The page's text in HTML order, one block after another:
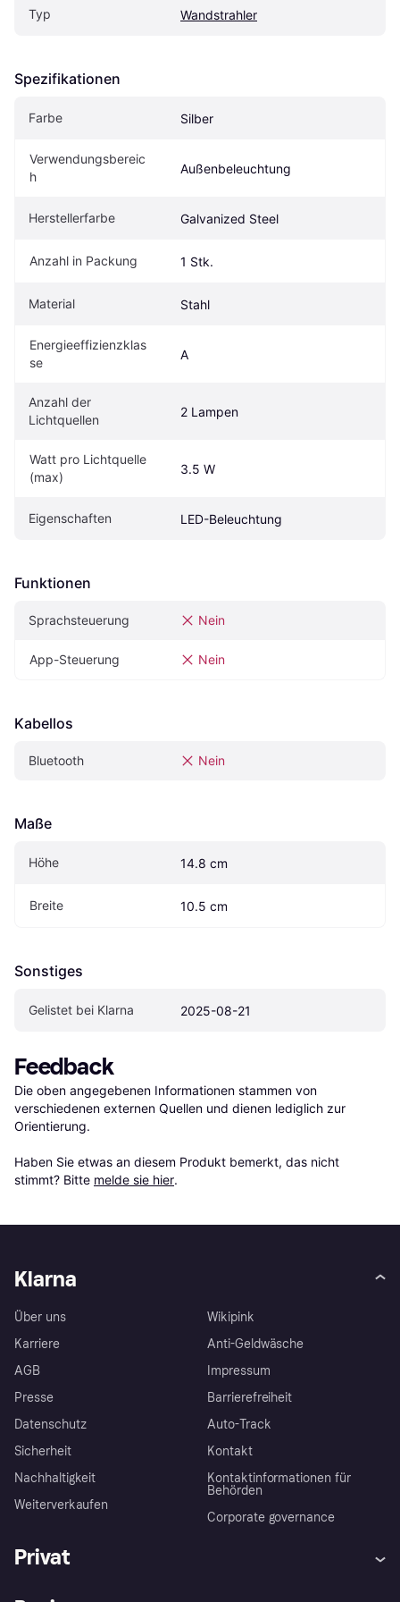
Typ Wandstrahler
Spezifikationen
Farbe Silber
Verwendungsbereic
h
Außenbeleuchtung
Herstellerfarbe Galvanized Steel
Anzahl in Packung 1 Stk.
Material Stahl
Energieeffizienzklas
se
A
Anzahl der
Lichtquellen
2 Lampen
Watt pro Lichtquelle
(max)
3.5 W
Eigenschaften LED-Beleuchtung
Funktionen
Sprachsteuerung Nein
App-Steuerung Nein
Kabellos
Bluetooth Nein
Maße
Höhe 14.8 cm
Breite 10.5 cm
Sonstiges
Gelistet bei Klarna 2025-08-21
Feedback
Die oben angegebenen Informationen stammen von
verschiedenen externen Quellen und dienen lediglich zur
Orientierung.
Haben Sie etwas an diesem Produkt bemerkt, das nicht
stimmt? Bitte melde sie hier.
Klarna
Über uns
Karriere
AGB
Presse
Datenschutz
Sicherheit
Nachhaltigkeit
Weiterverkaufen
Wikipink
Anti-Geldwäsche
Impressum
Barrierefreiheit
Auto-Track
Kontakt
Kontaktinformationen für
Behörden
Corporate governance
Privat